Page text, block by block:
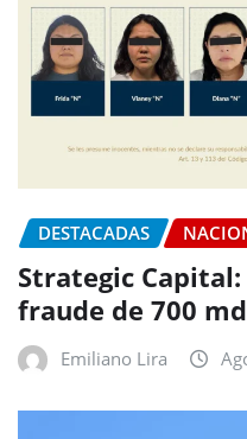
DESTACADAS
Strategic
fraude de 700
Emiliano Lira